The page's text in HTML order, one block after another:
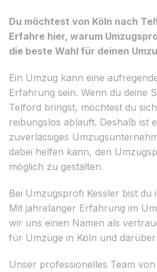
Du möchtest von Köln nach
Erfahre hier, warum
die beste Wahl für deinen
Ein Umzug kann eine
Erfahrung sein. Wenn du deine
Telford bringst, möchtest du
reibungslos abläuft. Deshalb ist
zuverlässiges
dabei helfen kann, den
möglich zu gestalten.
Bei Umzugsprofi Kessler bist du
Mit jahrelanger Erfahrung im
wir uns einen Namen als
für Umzüge in Köln und
Unser professionelles Team